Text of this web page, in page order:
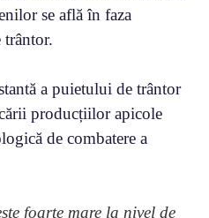
se află în faza
a puietului de trântor
producțiilor apicole
de combatere a
foarte mare la nivel de